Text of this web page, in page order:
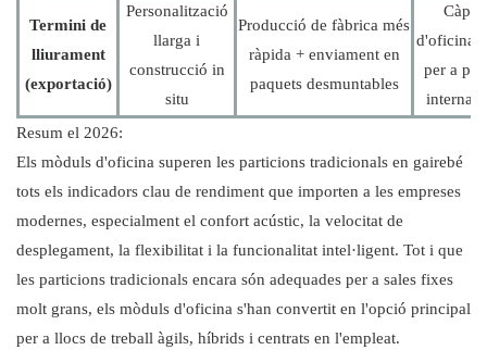
Termini de
lliurament
(exportació)
Personalització
llarga i
construcció in
situ
Producció de fàbrica més
ràpida + enviament en
paquets desmuntables
d'oficina:
per a
Resum el 2026:
Els mòduls d'oficina superen les particions tradicionals en gairebé
tots els indicadors clau de rendiment que importen a les empreses
modernes, especialment el confort acústic, la velocitat de
desplegament, la flexibilitat i la funcionalitat intel·ligent. Tot i que
les particions tradicionals encara són adequades per a sales fixes
molt grans, els mòduls d'oficina s'han convertit en l'opció principal
per a llocs de treball àgils, híbrids i centrats en l'empleat.